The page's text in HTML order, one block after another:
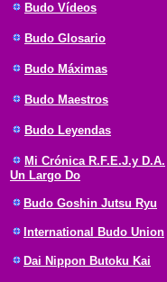
Budo Vídeos
Budo Glosario
Budo Máximas
Budo Maestros
Budo Leyendas
Mi Crónica R.F.E.J.y D.A.
Un Largo Do
Budo Goshin Jutsu Ryu
International Budo Union
Dai Nippon Butoku Kai